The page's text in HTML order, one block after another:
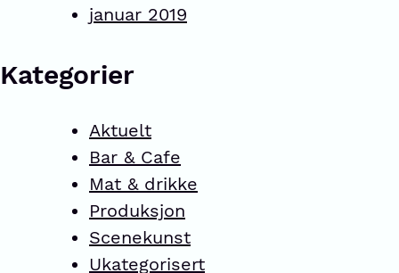
januar 2019
Kategorier
Aktuelt
Bar & Cafe
Mat & drikke
Produksjon
Scenekunst
Ukategorisert